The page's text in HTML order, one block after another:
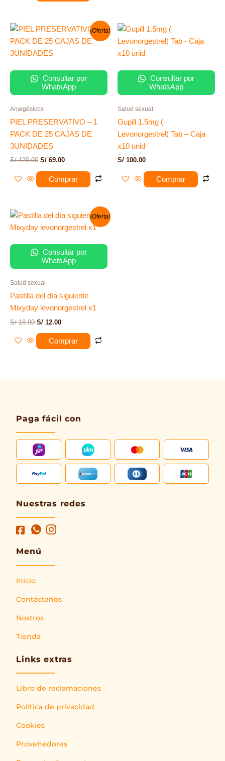
¡Oferta!
Consultar por
WhatsApp
Analgésicos
PIEL PRESERVATIVO – 1
PACK DE 25 CAJAS DE
3UNIDADES
S/120.00
El
original
era:
S/ 69.00
El
actual
Comprar
Consultar por
WhatsApp
Salud sexual
Gupill 1.5mg (
Levonorgestrel) Tab – Caja
x10 unid
S/ 100.00
Comprar
¡Oferta!
Consultar por
WhatsApp
Salud sexual
Pastilla del día siguiente
Mixyday levonorgestrel x1
S/18.00
El
original
S/ 12.00
El
precio
actual
Comprar
Paga fácil con
Nuestras redes
Menú
Inicio
Contáctanos
Nostros
Tienda
Links extras
Libro de reclamaciones
Política de privacidad
Cookies
Provehedores